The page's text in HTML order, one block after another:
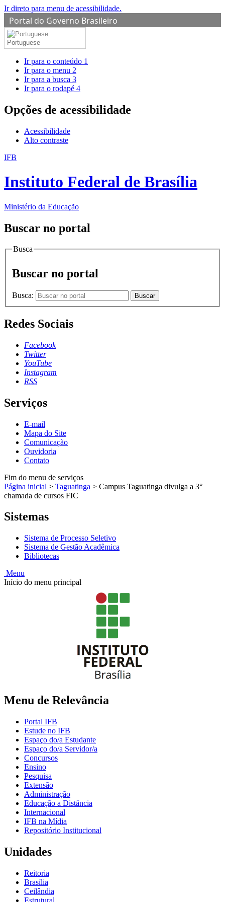
Ir direto para menu de acessibilidade.
Portal do Governo Brasileiro
Portuguese
Ir para o conteúdo 1
Ir para o menu 2
Ir para a busca 3
Ir para o rodapé 4
Opções de acessibilidade
Acessibilidade
Alto contraste
IFB
Instituto Federal de Brasília
Ministério da Educação
Buscar no portal
Busca
Buscar no portal
Busca: Buscar
Redes Sociais
Facebook
Twitter
YouTube
Instagram
RSS
Serviços
E-mail
Mapa do Site
Comunicação
Ouvidoria
Contato
Fim do menu de serviços
Página inicial > Taguatinga > Campus Taguatinga divulga a 3°
chamada de cursos FIC
Sistemas
Sistema de Processo Seletivo
Sistema de Gestão Acadêmica
Bibliotecas
Menu
Início do menu principal
Menu de Relevância
Portal IFB
Estude no IFB
Espaço do/a Estudante
Espaço do/a Servidor/a
Concursos
Ensino
Pesquisa
Extensão
Administração
Educação a Distância
Internacional
IFB na Mídia
Repositório Institucional
Unidades
Reitoria
Brasília
Ceilândia
Estrutural